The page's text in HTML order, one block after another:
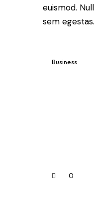
euismod.
sem
Business
0